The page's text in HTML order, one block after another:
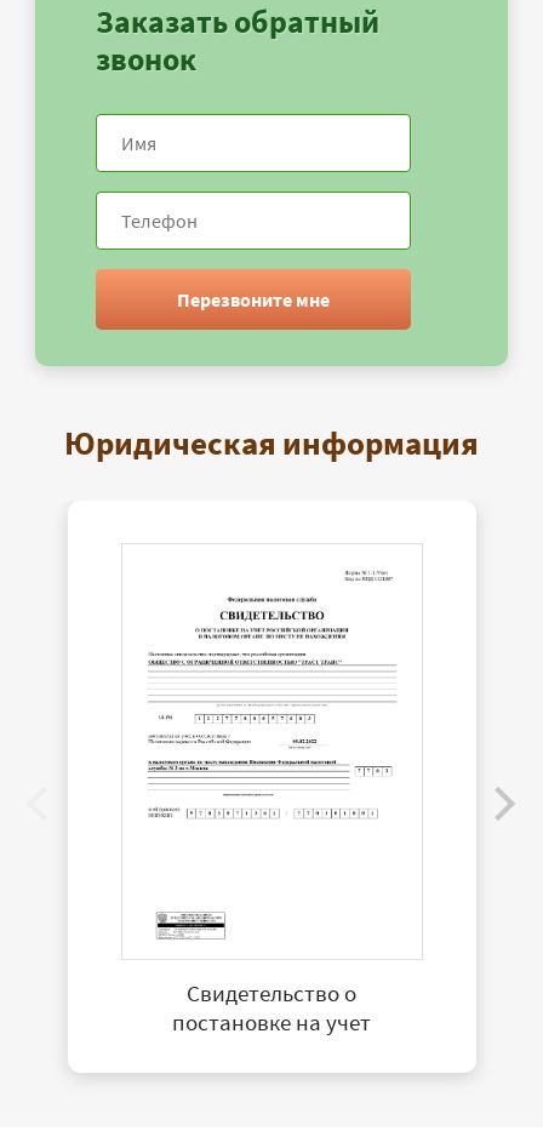
Заказать обратный
звонок
Перезвоните мне
Юридическая информация
Свидетельство о
постановке на учет